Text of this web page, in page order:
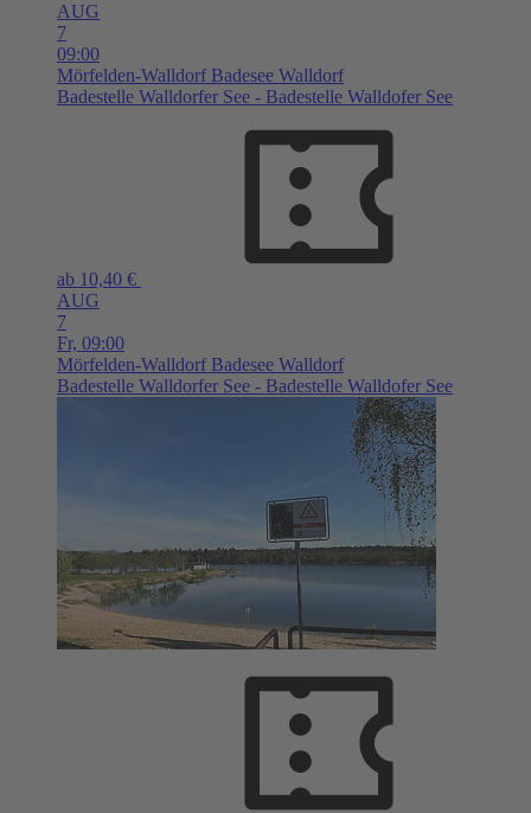
AUG
7
09:00
Mörfelden-Walldorf Badesee Walldorf
Badestelle Walldorfer See - Badestelle Walldofer See
ab 10,40 €
AUG
7
Fr, 09:00
Mörfelden-Walldorf Badesee Walldorf
Badestelle Walldorfer See - Badestelle Walldofer See